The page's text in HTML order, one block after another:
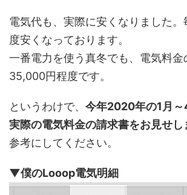
電気代も、実際に安くなりました。
度安くなっております。
一番電力を使う真冬でも、電気料金
35,000円程度です。
というわけで、 今年2020年の1月
実際の電気料金の請求書をお見せし
参考にしてください。
▼僕のLooop電気明細